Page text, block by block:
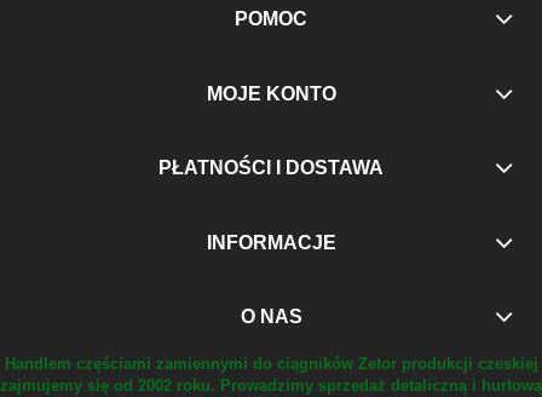
POMOC
MOJE KONTO
PŁATNOŚCI I DOSTAWA
INFORMACJE
O NAS
Handlem częściami zamiennymi do ciągników Zetor produkcji czeskiej
zajmujemy się od 2002 roku. Prowadzimy sprzedaż detaliczną i hurtową